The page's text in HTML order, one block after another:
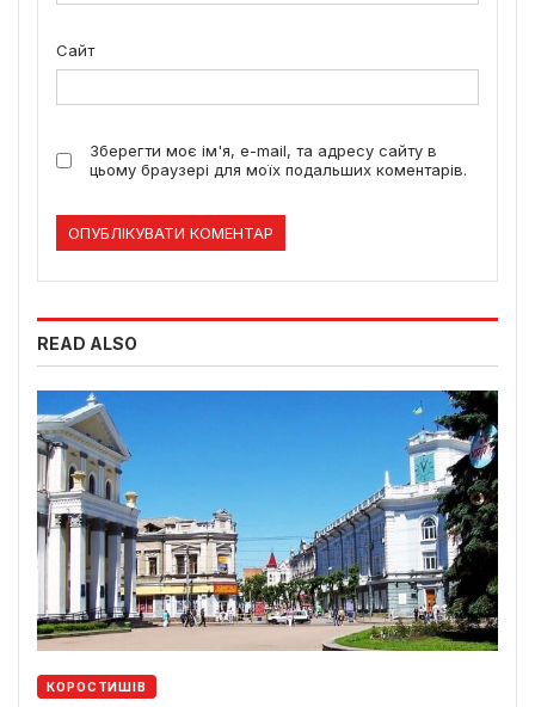
Сайт
Зберегти моє ім'я, e-mail, та адресу сайту в
цьому браузері для моїх подальших коментарів.
READ ALSO
КОРОСТИШІВ